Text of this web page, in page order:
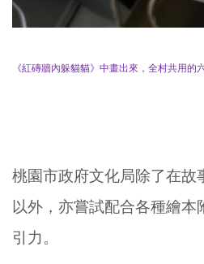
《紅磚牆內躲貓貓》中畫出來，全村共用
桃園市政府文化局除了在故
以外，亦嘗試配合各種繪本
引力。